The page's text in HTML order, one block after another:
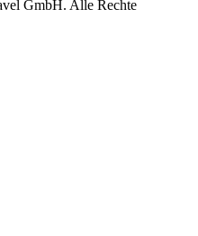
GmbH. Alle Rechte